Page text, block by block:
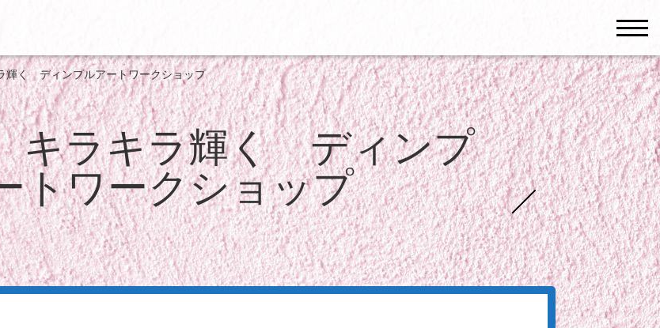
輝く ディンプルアートワークショップ
キラキラ輝く ディンプ
トワークショップ